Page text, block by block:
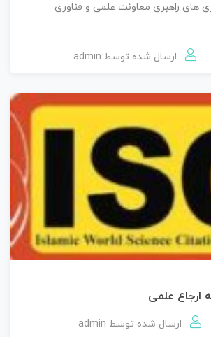
های راهبری معاونت علمی و فناوری
ارسال شده توسط admin
ارجاع علمی
ارسال شده توسط admin